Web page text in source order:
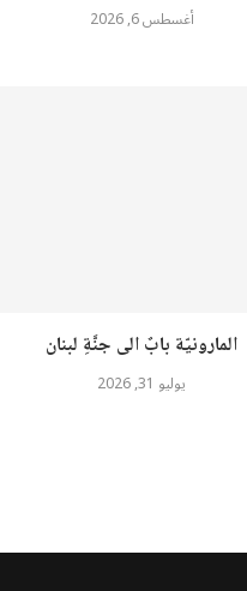
أغسطس 6, 2026
المارونيّة بابٌ الى جنَّةِ لبنان
يوليو 31, 2026